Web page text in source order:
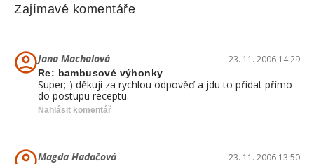
Zajímavé komentáře
Jana Machalová 23. 11. 2006 14:29
Re: bambusové výhonky
Super;-) děkuji za rychlou odpověď a jdu to přidat přímo
do postupu receptu.
Nahlásit komentář
Magda Hadačová 23. 11. 2006 13:50